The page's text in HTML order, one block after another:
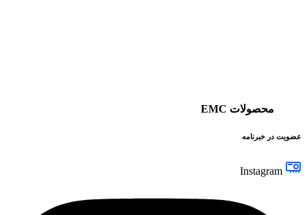
محصولات EMC
عضویت در خبرنامه
Instagram